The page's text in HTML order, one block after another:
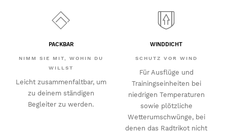
PACKBAR
NIMM SIE MIT, WOHIN DU
WILLST
Leicht zusammenfaltbar, um
zu deinem ständigen
Begleiter zu werden.
WINDDICHT
SCHUTZ VOR WIND
Für Ausflüge und
Trainingseinheiten bei
niedrigen Temperaturen
sowie plötzliche
Wetterumschwünge, bei
denen das Radtrikot nicht